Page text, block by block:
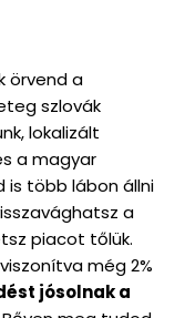
örvend a
szlovák
lokalizált
a magyar
is több lábon állni
a
piacot tőlük.
még 2%
jósolnak a